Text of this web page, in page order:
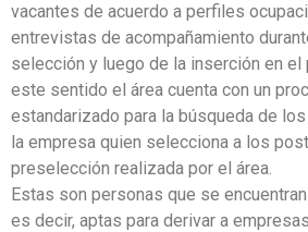
vacantes de acuerdo a perfiles
entrevistas de acompañamiento
selección y luego de la inserción en el
este sentido el área cuenta con un
estandarizado para la búsqueda de
la empresa quien selecciona a los
preselección realizada por el área.
Estas son personas que se
es decir, aptas para derivar a